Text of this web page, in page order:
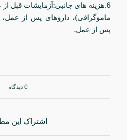
6.هزینه های جانبی:آزمایشات قبل
ماموگرافی)، داروهای پس از
پس از عمل.
0 دیدگاه
اشتراک این